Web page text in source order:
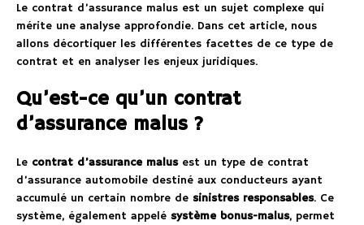
Le contrat d’assurance malus est un sujet complexe qui
mérite une analyse approfondie. Dans cet article, nous
allons décortiquer les différentes facettes de ce type de
contrat et en analyser les enjeux juridiques.
Qu’est-ce qu’un contrat
d’assurance malus ?
Le contrat d’assurance malusest un type de contrat
d’assurance automobile destiné aux conducteurs ayant
accumulé un certain nombre de sinistres responsables. Ce
système, également appelé système bonus-malus, permet